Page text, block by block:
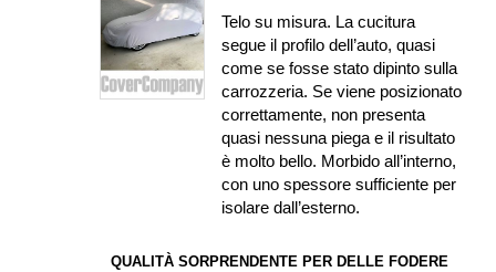
Telo su misura. La cucitura
segue il profilo dell’auto, quasi
come se fosse stato dipinto sulla
carrozzeria. Se viene posizionato
correttamente, non presenta
quasi nessuna piega e il risultato
è molto bello. Morbido all’interno,
con uno spessore sufficiente per
isolare dall’esterno.
QUALITÀ SORPRENDENTE PER DELLE FODERE